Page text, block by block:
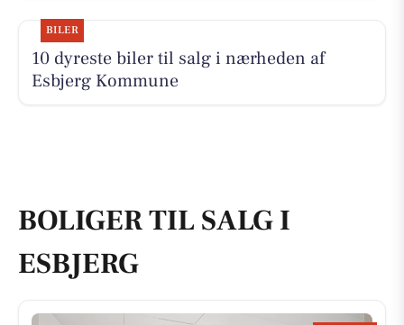
BILER
10 dyreste biler til salg i nærheden af
Esbjerg Kommune
BOLIGER TIL SALG I
ESBJERG